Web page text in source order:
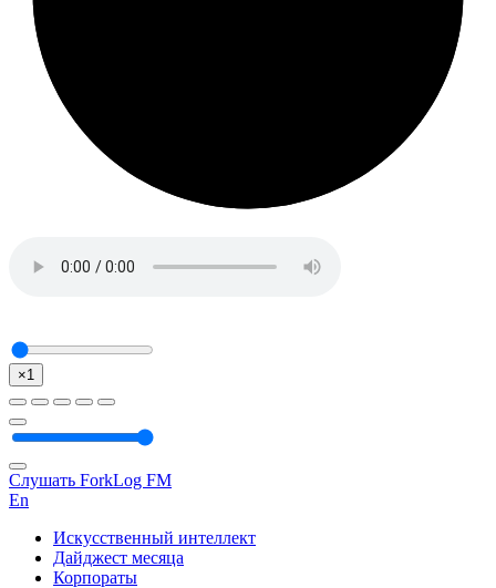
×1
Слушать ForkLog FM
En
Искусственный интеллект
Дайджест месяца
Корпораты